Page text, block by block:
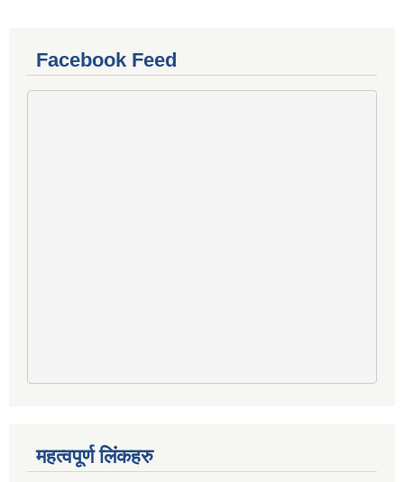
Facebook Feed
महत्वपूर्ण लिंकहरु